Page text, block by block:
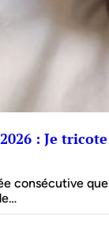
: Je tricote
consécutive que